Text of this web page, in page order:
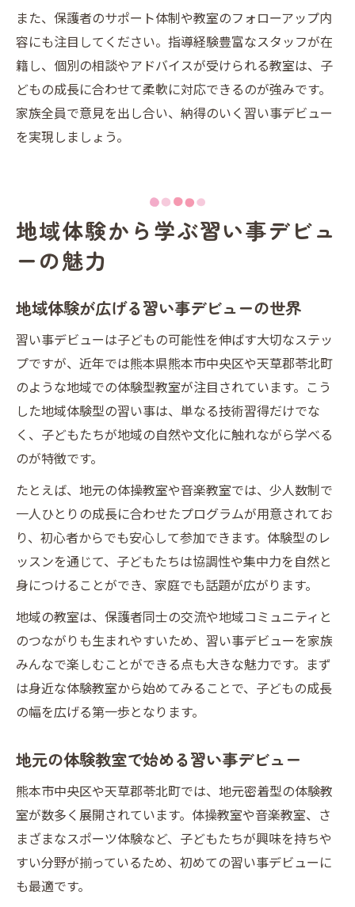
また、保護者のサポート体制や教室のフォローアップ内
容にも注目してください。指導経験豊富なスタッフが在
籍し、個別の相談やアドバイスが受けられる教室は、子
どもの成長に合わせて柔軟に対応できるのが強みです。
家族全員で意見を出し合い、納得のいく習い事デビュー
を実現しましょう。
地域体験から学ぶ習い事デビュ
ーの魅力
地域体験が広げる習い事デビューの世界
習い事デビューは子どもの可能性を伸ばす大切なステッ
プですが、近年では熊本県熊本市中央区や天草郡苓北町
のような地域での体験型教室が注目されています。こう
した地域体験型の習い事は、単なる技術習得だけでな
く、子どもたちが地域の自然や文化に触れながら学べる
のが特徴です。
たとえば、地元の体操教室や音楽教室では、少人数制で
一人ひとりの成長に合わせたプログラムが用意されてお
り、初心者からでも安心して参加できます。体験型のレ
ッスンを通じて、子どもたちは協調性や集中力を自然と
身につけることができ、家庭でも話題が広がります。
地域の教室は、保護者同士の交流や地域コミュニティと
のつながりも生まれやすいため、習い事デビューを家族
みんなで楽しむことができる点も大きな魅力です。まず
は身近な体験教室から始めてみることで、子どもの成長
の幅を広げる第一歩となります。
地元の体験教室で始める習い事デビュー
熊本市中央区や天草郡苓北町では、地元密着型の体験教
室が数多く展開されています。体操教室や音楽教室、さ
まざまなスポーツ体験など、子どもたちが興味を持ちや
すい分野が揃っているため、初めての習い事デビューに
も最適です。